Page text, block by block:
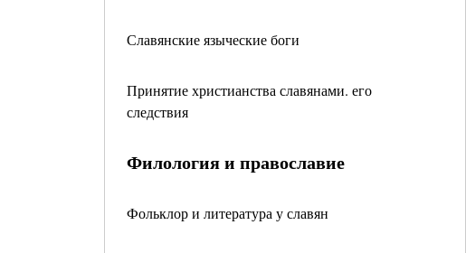
Славянские языческие боги
Принятие христианства славянами. его
следствия
Филология и православие
Фольклор и литература у славян